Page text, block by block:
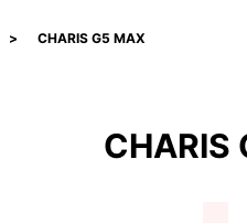
CHARIS G5 MAX
CHARIS